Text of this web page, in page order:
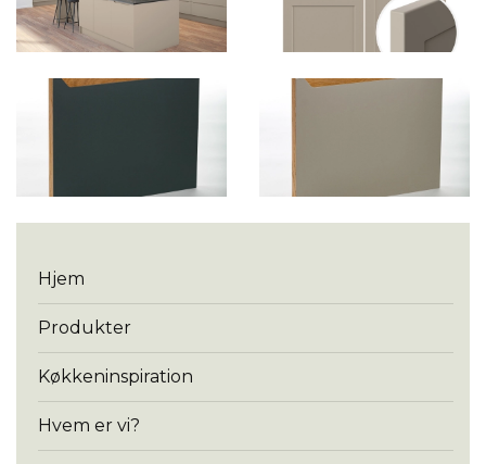
Menu
Hjem
Produkter
Køkkeninspiration
Hvem er vi?